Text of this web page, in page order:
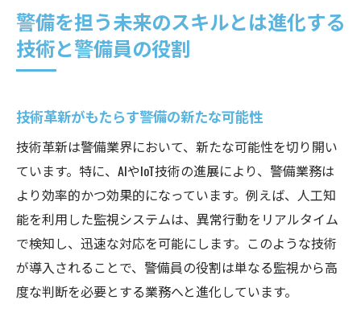
持続可能な警備業務のためのトレーニング
警備のプロフェッショナルとしてのキャリ
AIと警備の融合新時代のトレーニングとは
警備トレーニングにおけるAI活用法
ディープラーニングとセキュリティの未来
AIを活用した緊急事態対応システム
AIと人間の協力によるセキュリティ強化
AI時代に必要な倫理と法的知識
IoT技術が警備業務に与える影響とその重要性
警備を担う未来のスキルとは進化する
技術と警備員の役割
技術革新がもたらす警備の新たな可能性
技術革新は警備業界において、新たな可能性を切り開い
ています。特に、AIやIoT技術の進展により、警備業務は
より効率的かつ効果的になっています。例えば、人工知
能を利用した監視システムは、異常行動をリアルタイム
で検知し、迅速な対応を可能にします。このような技術
が導入されることで、警備員の役割は単なる監視から高
度な判断を必要とする業務へと進化しています。